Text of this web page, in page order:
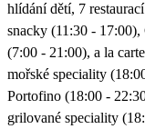
hlídání dětí, 7
snacky (11:30 -
(7:00 - 21:00), a la
mořské speciality
Portofino (18:00 -
grilované speciality